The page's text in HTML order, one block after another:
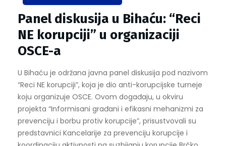
Panel diskusija u Bihaću: “Reci
NE korupciji” u organizaciji
OSCE-a
U Bihaću je održana javna panel diskusija pod nazivom
“Reci NE korupciji”, koja je dio anti-korupcijske turneje
koju organizuje OSCE. Ovom događaju, u okviru
projekta “Informisani građani i efikasni mehanizmi za
prevenciju i borbu protiv korupcije”, prisustvovali su
predstavnici Kancelarije za prevenciju korupcije i